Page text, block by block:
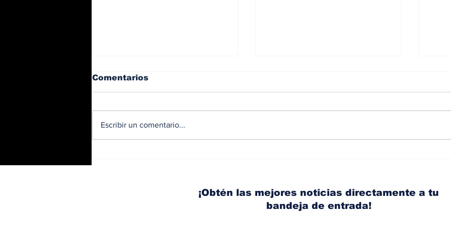
Comentarios
Escribir un comentario...
¡Obtén las mejores noticias directamente a tu
bandeja de entrada!